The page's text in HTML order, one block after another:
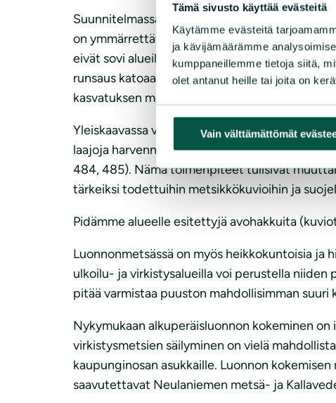
Tämä sivusto käyttää evästeitä
Käytämme evästeitä
ja kävijämäärämme
kumppaneillemme tietoja siitä,
olet antanut heille tai joita on
Vain välttämättömät
Suunnitelmassa on harvennushakkuiden
on ymmärrettävää, mutta kuitenkin
eivät sovi alueille, joiden hoidon tavoitteena
runsaus katoaa. Harvennushakkuu tuottaa
kasvatuksen menetelmillä vaikeutuu.
Yleiskaavassa virkistysalueeksi merkityille
laajoja harvennuksia (mm. kuviot 272, 254,
484, 485). Nämä toimenpiteet tulisivat
tärkeiksi todettuihin metsikkökuvioihin ja
Pidämme alueelle esitettyjä avohakkuita
Luonnonmetsässä on myös heikkokuntoisia ja
ulkoilu- ja virkistysalueilla voi perustella niiden
pitää varmistaa puuston mahdollisimman suuri
Nykymukaan alkuperäisluonnon kokeminen
virkistysmetsien säilyminen on vielä
kaupunginosan asukkaille. Luonnon
saavutettavat Neulaniemen metsä- ja